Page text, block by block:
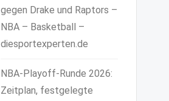
gegen Drake und Raptors –
NBA – Basketball –
diesportexperten.de
NBA-Playoff-Runde 2026:
Zeitplan, festgelegte